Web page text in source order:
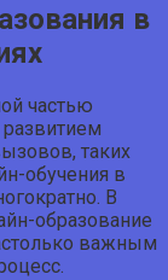
в
частью
таких
обучения в
В
образование
важным